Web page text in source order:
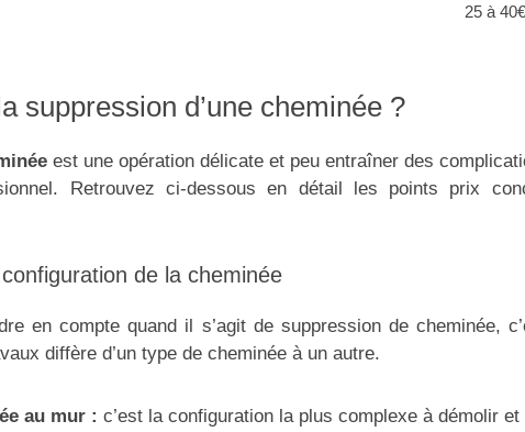
25 à
suppression d’une cheminée ?
est une opération délicate et peu entraîner des
Retrouvez ci-dessous en détail les points prix
de la cheminée
en compte quand il s’agit de suppression de cheminée,
diffère d’un type de cheminée à un autre.
au mur : c’est la configuration la plus complexe à démolir